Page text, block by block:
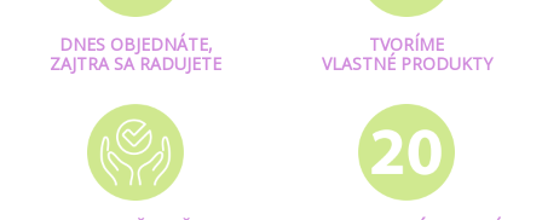
DNES OBJEDNÁTE,
ZAJTRA SA RADUJETE
TVORÍME
VLASTNÉ PRODUKTY